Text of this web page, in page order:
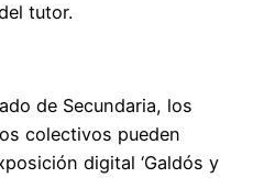
tutor.
de Secundaria, los
colectivos pueden
digital ‘Galdós y